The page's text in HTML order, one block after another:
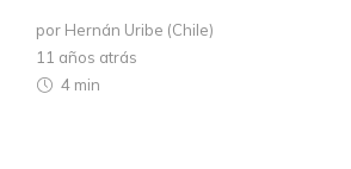
por Hernán Uribe (Chile)
11 años atrás
4 min